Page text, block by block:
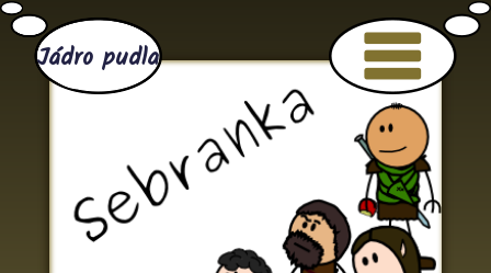
Jádro pudla